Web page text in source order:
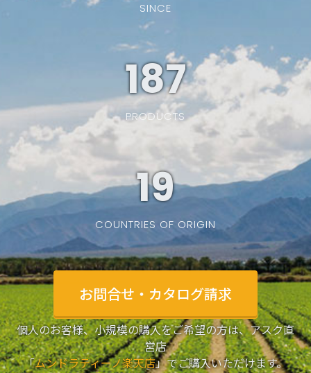
SINCE
187
PRODUCTS
19
COUNTRIES OF ORIGIN
お問合せ・カタログ請求
個人のお客様、小規模の購入をご希望の方は、アスク直
営店
「ムンドラティーノ楽天店」でご購入いただけます。